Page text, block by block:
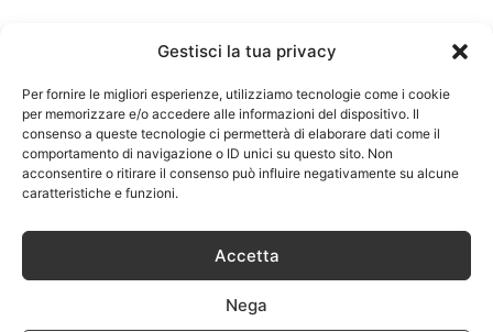
Gestisci la tua privacy
Per fornire le migliori esperienze, utilizziamo tecnologie come i cookie
per memorizzare e/o accedere alle informazioni del dispositivo. Il
consenso a queste tecnologie ci permetterà di elaborare dati come il
comportamento di navigazione o ID unici su questo sito. Non
acconsentire o ritirare il consenso può influire negativamente su alcune
caratteristiche e funzioni.
Accetta
Nega